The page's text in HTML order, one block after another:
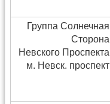
Группа Солнечная
Сторона
Невского Проспекта
м. Невск. проспект